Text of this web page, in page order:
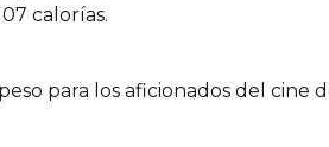
calorías.
para los aficionados del cine